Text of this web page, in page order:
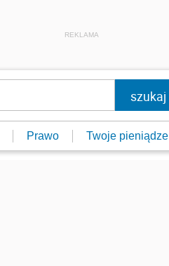
REKLAMA
Prawo Twoje pieniądze